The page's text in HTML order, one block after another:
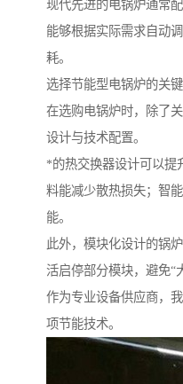
现代先进的电锅炉通常
能够根据实际需求自动
耗。
选择节能型电锅炉的关
在选购电锅炉时，除了
设计与技术配置。
*的热交换器设计可以提
料能减少散热损失；智
能。
此外，模块化设计的锅
活启停部分模块，避免“
作为专业设备供应商，
项节能技术。